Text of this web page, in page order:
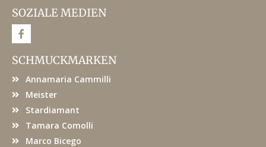
SOZIALE MEDIEN
F
a
e
b
o
SCHMUCKMARKEN
Annamaria Cammilli
Meister
Stardiamant
Tamara Comolli
Marco Bicego